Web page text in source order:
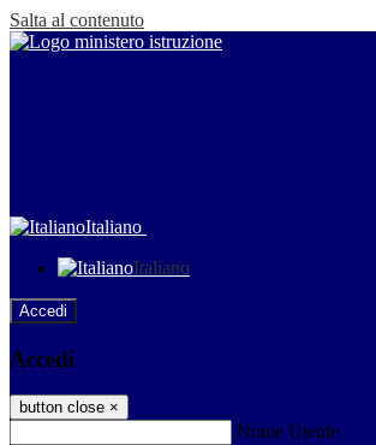
Salta al contenuto
Italiano
Italiano
Accedi
Accedi
button close ×
Nome Utente